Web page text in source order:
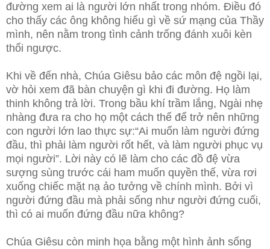
đường xem ai là người lớn nhất trong nhóm. Điều đó
cho thấy các ông không hiểu gì về sứ mạng của Thầy
mình, nên nằm trong tình cảnh trống đánh xuôi kèn
thổi ngược.
Khi về đến nhà, Chúa Giêsu bảo các môn đệ ngồi lại,
vờ hỏi xem đã bàn chuyện gì khi đi đường. Họ làm
thinh không trả lời. Trong bầu khí trầm lắng, Ngài nhẹ
nhàng đưa ra cho họ một cách thế để trở nên những
con người lớn lao thực sự:“Ai muốn làm người đứng
đầu, thì phải làm người rốt hết, và làm người phục vụ
mọi người”. Lời này có lẽ làm cho các đồ đệ vừa
sượng sùng trước cái ham muốn quyền thế, vừa rơi
xuống chiếc mặt nạ ảo tưởng về chính mình. Bởi vì
người đứng đầu mà phải sống như người đứng cuối,
thì có ai muốn đứng đầu nữa không?
Chúa Giêsu còn minh họa bằng một hình ảnh sống